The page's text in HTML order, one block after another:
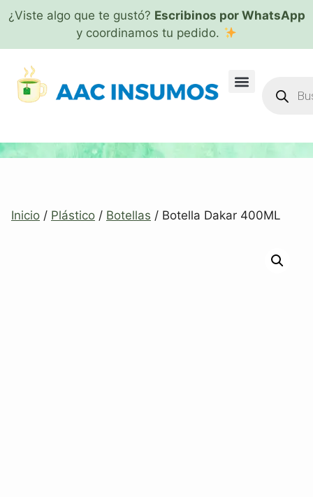
¿Viste algo que te gustó? Escribinos por WhatsApp
y coordinamos tu pedido.
Inicio / Plástico / Botellas / Botella Dakar 400ML